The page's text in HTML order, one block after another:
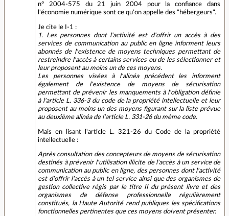
n° 2004-575 du 21 juin 2004 pour la confiance dans
l'économie numérique sont ce qu'on appelle des "hébergeurs".
Je cite le I-1 :
1. Les personnes dont l'activité est d'offrir un accès à des
services de communication au public en ligne informent leurs
abonnés de l'existence de moyens techniques permettant de
restreindre l'accès à certains services ou de les sélectionner et
leur proposent au moins un de ces moyens.
Les personnes visées à l'alinéa précédent les informent
également de l'existence de moyens de sécurisation
permettant de prévenir les manquements à l'obligation définie
à l'article L. 336-3 du code de la propriété intellectuelle et leur
proposent au moins un des moyens figurant sur la liste prévue
au deuxième alinéa de l'article L. 331-26 du même code.
Mais en lisant l'article L. 321-26 du Code de la propriété
intellectuelle :
Après consultation des concepteurs de moyens de sécurisation
destinés à prévenir l'utilisation illicite de l'accès à un service de
communication au public en ligne, des personnes dont l'activité
est d'offrir l'accès à un tel service ainsi que des organismes de
gestion collective régis par le titre II du présent livre et des
organismes de défense professionnelle régulièrement
constitués, la Haute Autorité rend publiques les spécifications
fonctionnelles pertinentes que ces moyens doivent présenter.